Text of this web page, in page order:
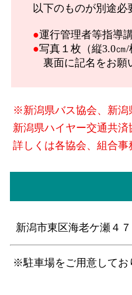
以下のものが別途必要
●運行管理者等指導
●写真１枚（縦3.0
裏面に記名をお願い
※新潟県バス協会、新潟
新潟県ハイヤー交通共
詳しくは各協会、組合事
新潟市東区海老ケ瀬４
※駐車場をご用意してお